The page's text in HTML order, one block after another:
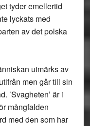
tyder emellertid
lyckats med
av det polska
utmärks av
men går till sin
’Svagheten’ är i
mångfalden
med den som har